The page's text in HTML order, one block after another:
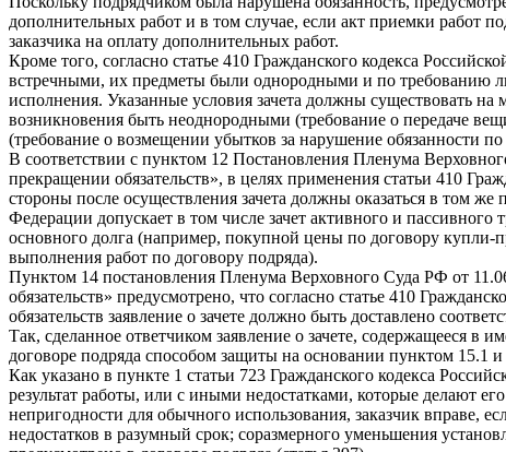
дополнительных работ и в том случае, если акт приемки работ
заказчика на оплату дополнительных работ.
Кроме того, согласно статье 410 Гражданского кодекса
встречными, их предметы были однородными и по требованию
исполнения. Указанные условия зачета должны существовать
возникновения быть неоднородными (требование о передаче
(требование о возмещении убытков за нарушение обязанности
В соответствии с пунктом 12 Постановления Пленума
прекращении обязательств», в целях применения статьи 410
стороны после осуществления зачета должны оказаться в том
Федерации допускает в том числе зачет активного и
основного долга (например, покупной цены по договору купли-
выполнения работ по договору подряда).
Пунктом 14 постановления Пленума Верховного Суда РФ от
обязательств» предусмотрено, что согласно статье 410
обязательств заявление о зачете должно быть доставлено
Так, сделанное ответчиком заявление о зачете, содержащееся
договоре подряда способом защиты на основании пунктом 15.1 и
Как указано в пункте 1 статьи 723 Гражданского кодекса
результат работы, или с иными недостатками, которые делают
непригодности для обычного использования, заказчик вправе,
недостатков в разумный срок; соразмерного уменьшения